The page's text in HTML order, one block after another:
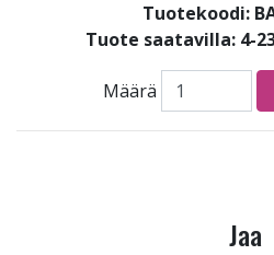
Tuotekoodi:
Tuote saatavilla: 4-
Määrä
Jaa